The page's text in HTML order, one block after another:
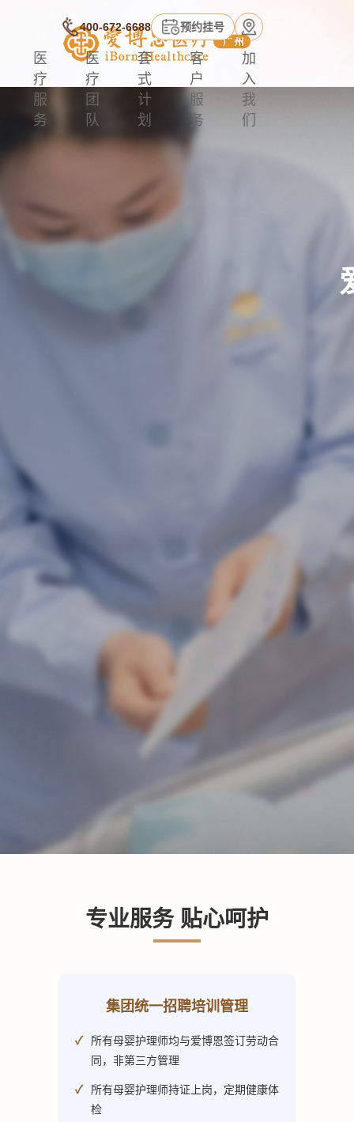
医
疗
服
务
医
疗
团
队
套
式
计
划
客
户
服
务
加
入
我
们
400-672-6688 预约挂号
专业服务 贴心呵护
集团统一招聘培训管理
所有母婴护理师均与爱博恩签订劳动合
同，非第三方管理
所有母婴护理师持证上岗，定期健康体
检